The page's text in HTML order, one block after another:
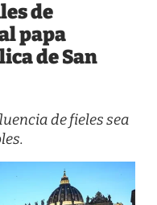
de
papa
de San
de fieles sea